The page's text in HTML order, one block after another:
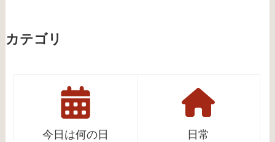
カテゴリ
今日は何の日 日常